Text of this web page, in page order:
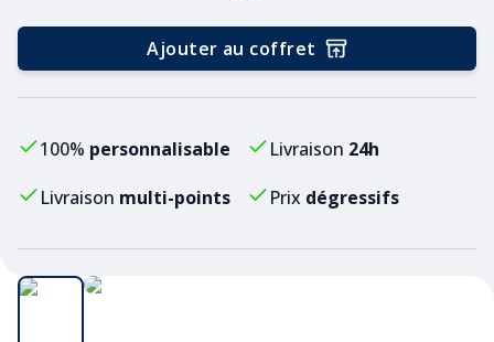
Ajouter au coffret
100% personnalisable Livraison 24h
Livraison multi-points Prix dégressifs